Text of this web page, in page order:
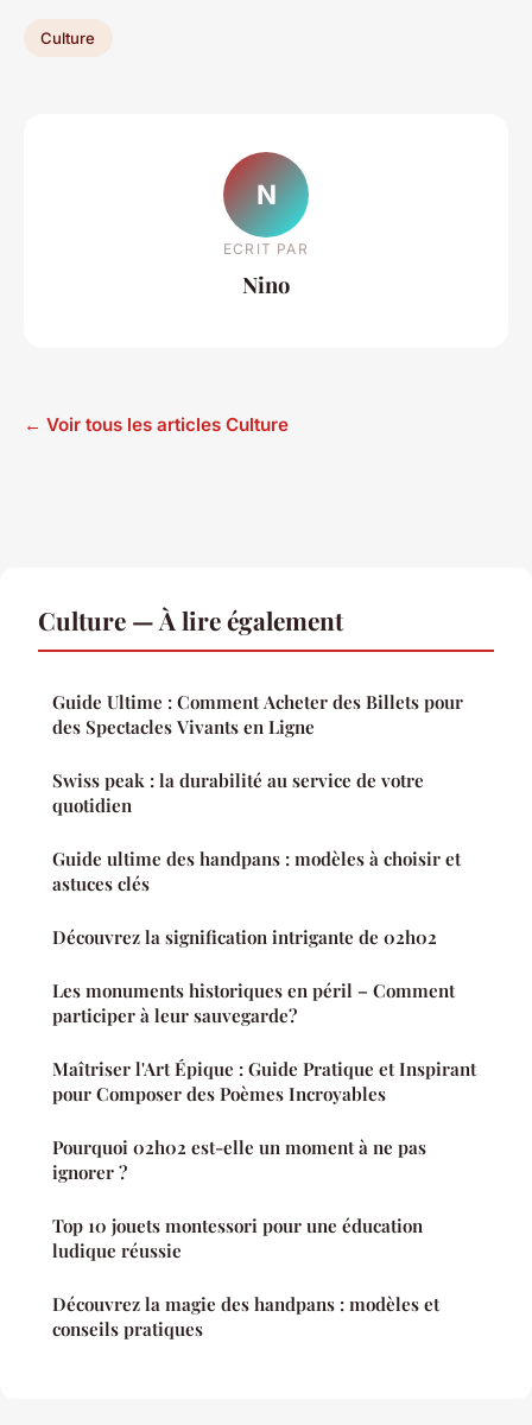
Culture
N
ECRIT PAR
Nino
← Voir tous les articles Culture
Culture — À lire également
Guide Ultime : Comment Acheter des Billets pour
des Spectacles Vivants en Ligne
Swiss peak : la durabilité au service de votre
quotidien
Guide ultime des handpans : modèles à choisir et
astuces clés
Découvrez la signification intrigante de 02h02
Les monuments historiques en péril – Comment
participer à leur sauvegarde?
Maîtriser l'Art Épique : Guide Pratique et Inspirant
pour Composer des Poèmes Incroyables
Pourquoi 02h02 est-elle un moment à ne pas
ignorer ?
Top 10 jouets montessori pour une éducation
ludique réussie
Découvrez la magie des handpans : modèles et
conseils pratiques